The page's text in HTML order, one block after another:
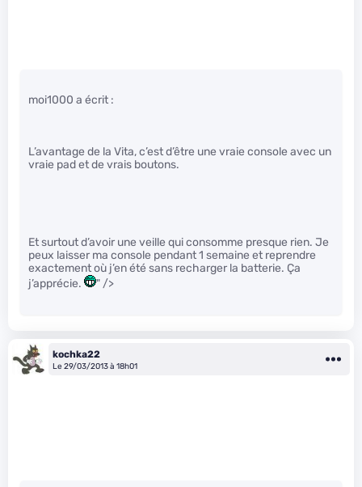
moi1000 a écrit :
L’avantage de la Vita, c’est d’être une vraie console avec un
vraie pad et de vrais boutons.
Et surtout d’avoir une veille qui consomme presque rien. Je
peux laisser ma console pendant 1 semaine et reprendre
exactement où j’en été sans recharger la batterie. Ça
j’apprécie.
" />
kochka22
Le 29/03/2013 à 18h01